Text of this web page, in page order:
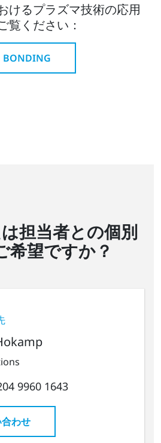
けるプラズマ技術の応用
覧ください：
BONDING
担当者との個別
希望ですか？
9960 1643
わせ